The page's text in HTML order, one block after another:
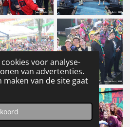
voor analyse-
van advertenties.
van de site gaat